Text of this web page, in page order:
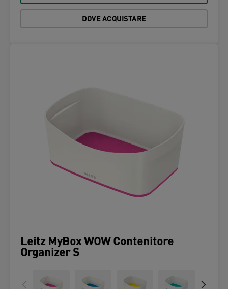
DOVE ACQUISTARE
Leitz MyBox WOW Contenitore
Organizer S